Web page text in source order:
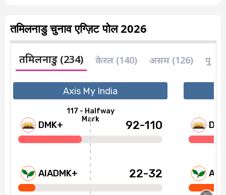
तमिलनाडु चुनाव एग्ज़िट पोल 2026